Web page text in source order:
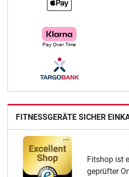
FITNESSGERÄTE SICHER
Fitshop ist
geprüfter